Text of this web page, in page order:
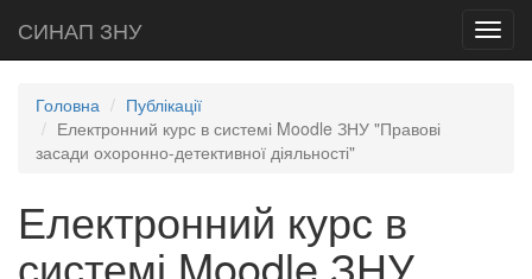
СИНАП ЗНУ
Головна
Публікації
Електронний курс в системі Moodle ЗНУ "Правові
засади охоронно-детективної діяльності"
Електронний курс в
системі Moodle ЗНУ